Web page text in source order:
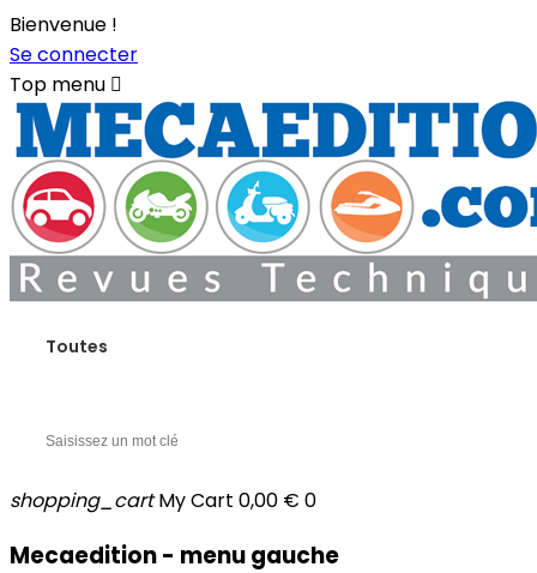
Bienvenue !
Se connecter
Top menu 
Toutes
shopping_cart My Cart 0,00 € 0
Mecaedition - menu gauche